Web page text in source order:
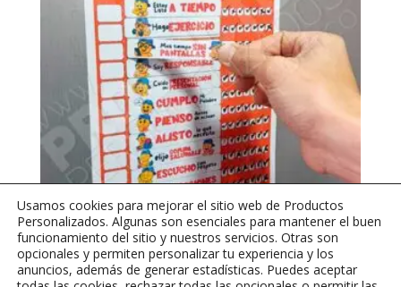
Tablero Imantado – Construyo Mi Mejor Versión para
adolescentes con mas de 13 años – Tamaño Mediano (21 x
Usamos cookies para mejorar el sitio web de Productos
Personalizados. Algunas son esenciales para mantener el buen
funcionamiento del sitio y nuestros servicios. Otras son
opcionales y permiten personalizar tu experiencia y los
anuncios, además de generar estadísticas. Puedes aceptar